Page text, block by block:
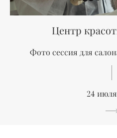
Центр
Фото сессия для
24